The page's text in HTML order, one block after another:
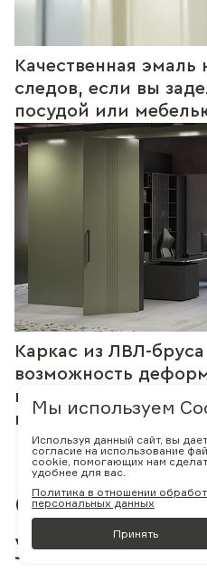
Качественная эмаль
следов, если вы
посудой или
Каркас из ЛВЛ-
возможность
время эксплуатации
влагу и не сохнет
С нами
удобно
Мы используем
Используя данный сайт, вы
согласие на использование
cookie, помогающих нам
удобнее для вас.
Политика в отношении
персональных данных
Принять